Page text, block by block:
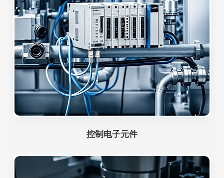
控制电子元件